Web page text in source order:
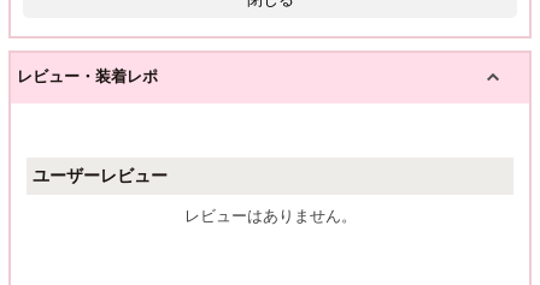
レビュー・装着レポ
ユーザーレビュー
レビューはありません。